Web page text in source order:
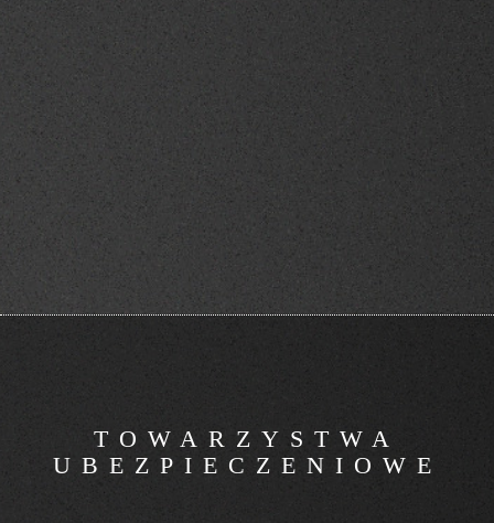
TOWARZYSTWA
UBEZPIECZE­NIOWE